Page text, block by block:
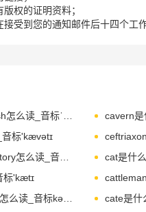
权的证明资料；
接受到您的通知邮件后十四个工
cavern
标'kævətɪ
celebratory是什么意思_celebratory怎么读_音标ˌseləˈbreɪtərɪ
cat是什
标'kætɪ
cathedral是什么意思_cathedral怎么读_音标kəˈθi-drəl
cate是什